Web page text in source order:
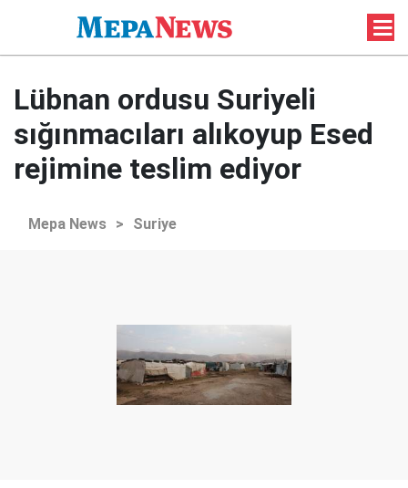
Lübnan ordusu Suriyeli
sığınmacıları alıkoyup Esed
rejimine teslim ediyor
Mepa News > Suriye